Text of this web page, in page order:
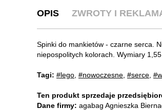
OPIS ZWROTY I
Spinki do mankietów - czarne serca.
niepospolitych kolorach. Wymiary
Tagi: #lego #nowoczesne #serce
Ten produkt sprzedaje
Dane firmy: agabag Agnieszka